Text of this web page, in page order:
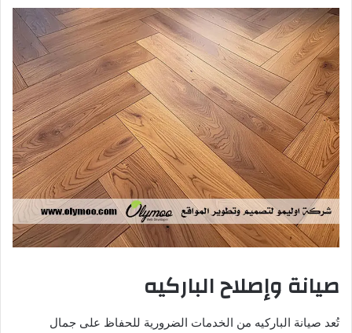
صيانة وإصلاح الباركيه
تُعد صيانة الباركيه من الخدمات الضرورية للحفاظ على جمال